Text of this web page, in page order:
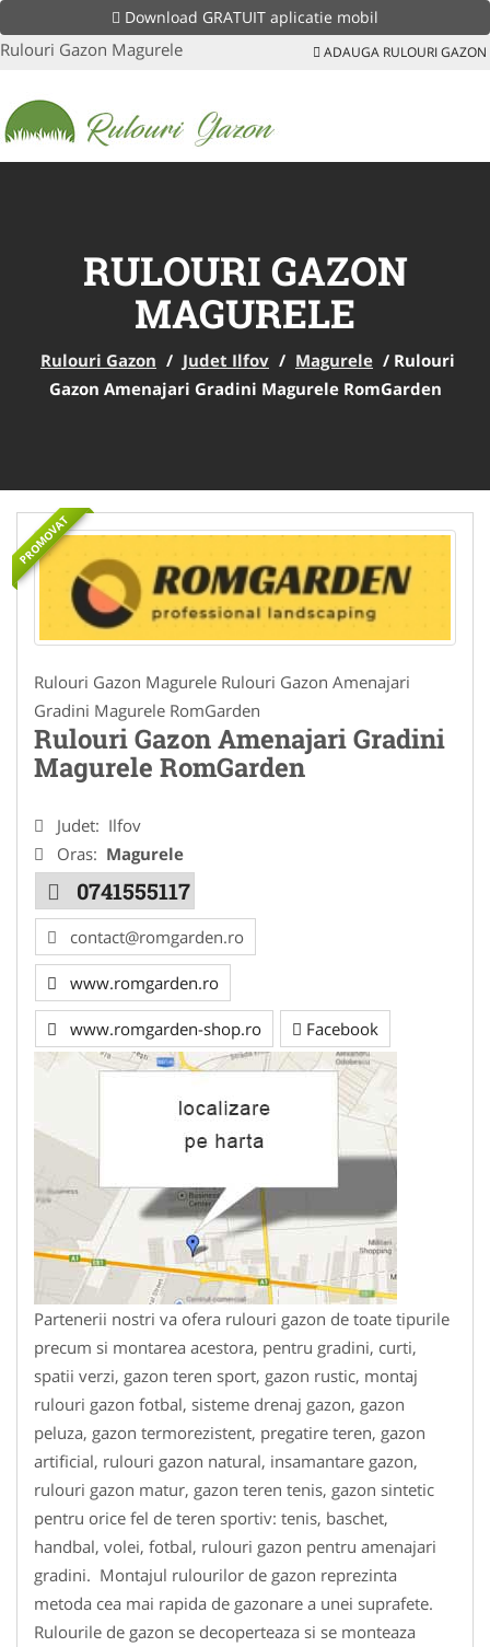
Download GRATUIT aplicatie mobil
Rulouri Gazon Magurele ADAUGA RULOURI GAZON
RULOURI GAZON
MAGURELE
Rulouri Gazon / Judet Ilfov / Magurele / Rulouri
Gazon Amenajari Gradini Magurele RomGarden
PROMOVAT
Rulouri Gazon Magurele Rulouri Gazon Amenajari
Gradini Magurele RomGarden
Rulouri Gazon Amenajari Gradini
Magurele RomGarden
Judet: Ilfov
Oras: Magurele
0741555117
contact@romgarden.ro
www.romgarden.ro
www.romgarden-shop.ro Facebook
Partenerii nostri va ofera rulouri gazon de toate tipurile
precum si montarea acestora, pentru gradini, curti,
spatii verzi, gazon teren sport, gazon rustic, montaj
rulouri gazon fotbal, sisteme drenaj gazon, gazon
peluza, gazon termorezistent, pregatire teren, gazon
artificial, rulouri gazon natural, insamantare gazon,
rulouri gazon matur, gazon teren tenis, gazon sintetic
pentru orice fel de teren sportiv: tenis, baschet,
handbal, volei, fotbal, rulouri gazon pentru amenajari
gradini. Montajul rulourilor de gazon reprezinta
metoda cea mai rapida de gazonare a unei suprafete.
Rulourile de gazon se decoperteaza si se monteaza